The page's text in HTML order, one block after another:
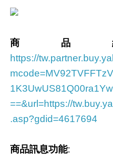
商
https://
==&url=https://
.asp?gdid=4617694
商品訊息功能: